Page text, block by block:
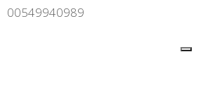
00549940989